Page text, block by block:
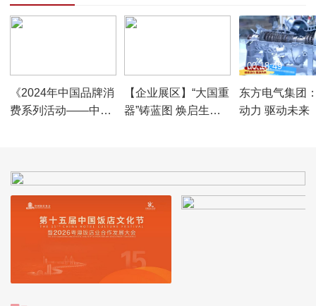
的发展方向
发展的新旅程
《2024年中国品牌消
费系列活动——中国
【企业展区】“大国重
器”铸蓝图 焕启生活
东方电气集团
动力 驱动未来
00:18:49